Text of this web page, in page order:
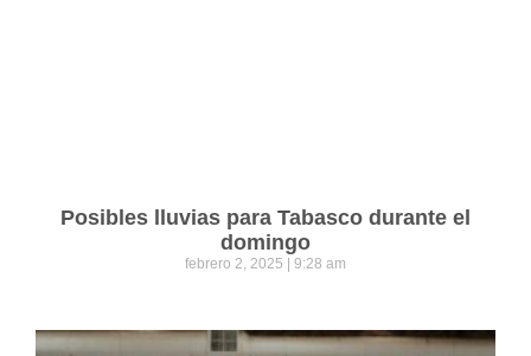
Posibles lluvias para Tabasco durante el
domingo
febrero 2, 2025 9:28 am